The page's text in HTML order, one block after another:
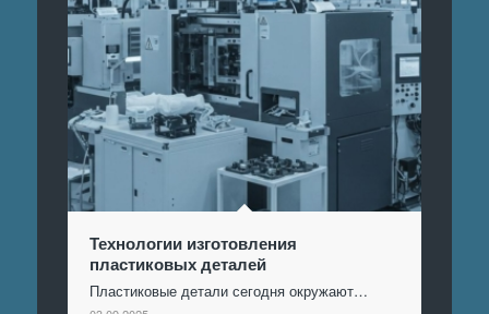
Технологии изготовления
пластиковых деталей
Пластиковые детали сегодня окружают…